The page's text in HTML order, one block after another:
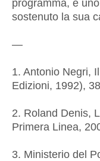
programma, e
sostenuto la sua
—
1. Antonio Negri,
Edizioni, 1992),
2. Roland Denis,
Primera Linea,
3. Ministerio del